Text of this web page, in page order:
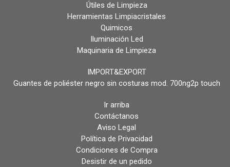
Útiles de Limpieza
Herramientas Limpiacristales
Quimicos
Iluminación Led
Maquinaria de Limpieza
IMPORT&EXPORT
Guantes de poliéster negro sin costuras mod. 700ng2p touch
Ir arriba
Contáctanos
Aviso Legal
Política de Privacidad
Condiciones de Compra
Desistir de un pedido